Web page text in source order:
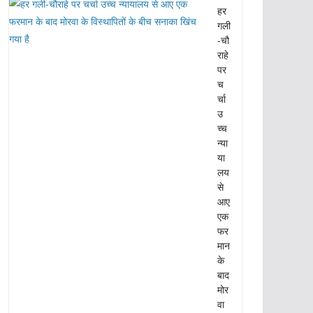
हर
गली
-चौ
राहे
पर
च
र्चा
उ
च्च
न्या
या
लय
से
आए
एक
फर
मान
के
बाद
मोर
वा